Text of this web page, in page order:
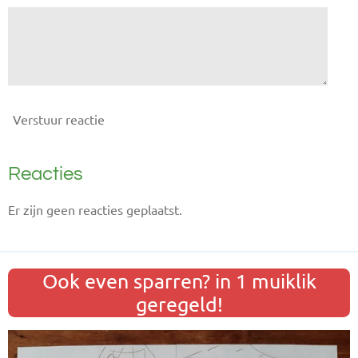
Verstuur reactie
Reacties
Er zijn geen reacties geplaatst.
Ook even sparren? in 1 muiklik
geregeld!